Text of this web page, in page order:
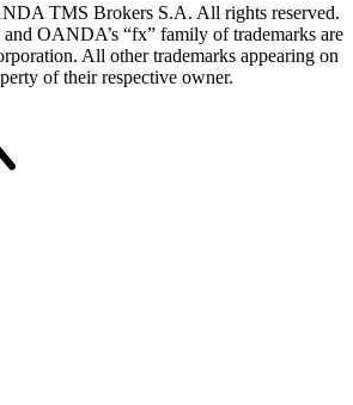
TMS Brokers S.A. All rights reserved.
OANDA’s “fx” family of trademarks are
All other trademarks appearing on
of their respective owner.